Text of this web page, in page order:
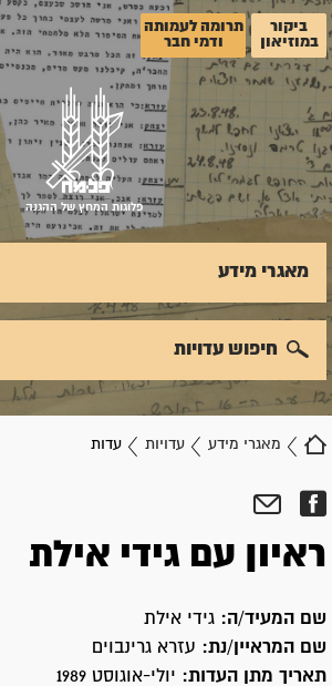
ביקור
במוזיאון
תרומה לעמותה
ודמי חבר
פלוגות המחץ של ההגנה
מאגרי מידע עדויות עדות
מאגרי מידע
חיפוש עדויות
ראיון עם גידי אילת
שם המעיד/ה: גידי אילת
שם המראיין/נת: עזרא גרינבוים
תאריך מתן העדות: יולי-אוגוסט 1989